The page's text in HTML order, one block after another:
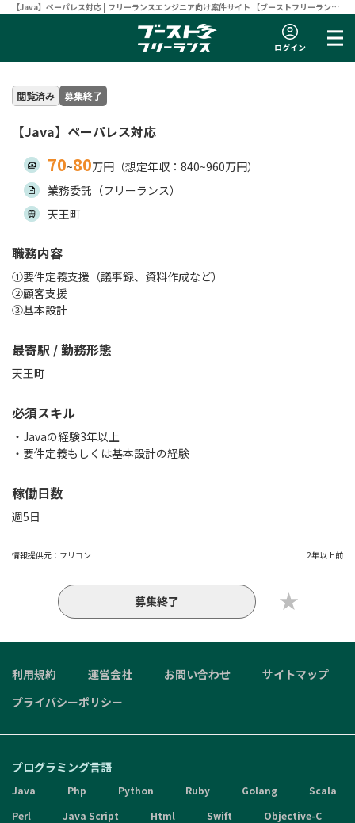
【Java】ペーパレス対応 | フリーランスエンジニア向け案件サイト 【ブーストフリーラン
ログイン
閲覧済み 募集終了
【Java】ペーパレス対応
70~80万円（想定年収：840~960万円）
業務委託（フリーランス）
天王町
職務内容
①要件定義支援（議事録、資料作成など）
②顧客支援
③基本設計
最寄駅 / 勤務形態
天王町
必須スキル
・Javaの経験3年以上
・要件定義もしくは基本設計の経験
稼働日数
週5日
情報提供元： フリコン 2年以上前
募集終了
利用規約 運営会社 お問い合わせ
サイトマップ
プライバシーポリシー
プログラミング言語
Java Php Python Ruby Golang
Scala
Perl
Java Script Html Swift
Objective-C